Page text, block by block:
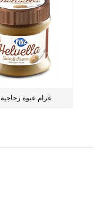
400 غرام عبوة زجاجية